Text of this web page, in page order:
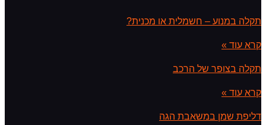
תקלה במנוע – חשמלית או מכנית?
קרא עוד »
תקלה בצופר של הרכב
קרא עוד »
דליפת שמן במשאבת הגה